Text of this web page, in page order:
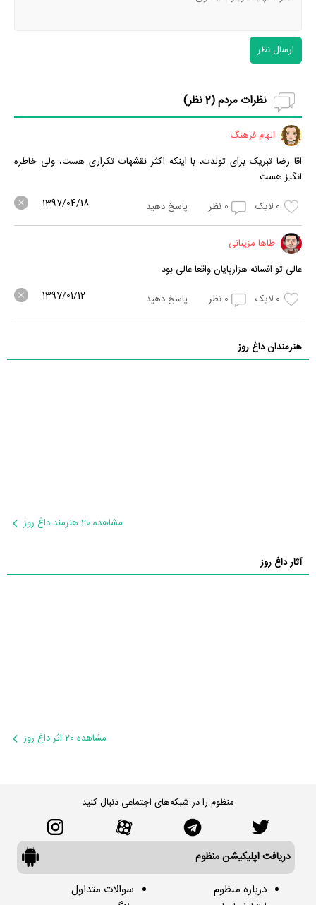
ارسال نظر
نظرات مردم (2نظر)
الهام فرهنگ
اقا رضا تبریک برای تولدت، با اینکه اکثر نقشهات تکراری هست، ولی خاطره
انگیز هست
0 لایک 0 نظر پاسخ دهید 1397/04/18
طاها مزینانی
عالی تو افسانه هزارپایان واقعا عالی بود
0 لایک 0 نظر پاسخ دهید 1397/01/12
هنرمندان داغ روز
مشاهده 20 هنرمند داغ روز
آثار داغ روز
مشاهده 20 اثر داغ روز
منظوم را در شبکه‌های اجتماعی دنبال کنید
دریافت اپلیکیشن منظوم
درباره منظوم
سوالات متداول